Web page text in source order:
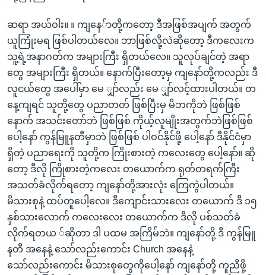
ဆရာ အယ်ဝါး။ ။ ကျနေ်ာတို့ကတော့ ဒီအဖြစ်အပျက် အတွက်
ယူကြုံးမရ ဖြစ်ပါတယ်လေ။ ဘာဖြစ်လို့လဲဆိုတော့ ဒီကလေးက
သူ့ရဲ့အနာဂတ်က အများကြီး ရှိတယ်လေ။ သူလုပ်ချင်တဲ့ အရာ
တွေ အများကြီး ရှိတယ်။ နောက်ပြီးတော့မှ ကျနော်တို့ကလည်း ဒီ
လူငယ်တွေ အပေါ်မှာ မေ ျှာ်လည်း မေ ျှာ်လင့်ထားပါတယ်။ တ
နေ့ကျရင် သူတို့တွေ ပညာတတ် ဖြစ်ပြီးမှ မိဘကိုဘဲ ဖြစ်ဖြစ်
နောက် အသင်းတော်ဘဲ ဖြစ်ဖြစ် ကိုယ့်လူမျိုးအတွက်ဘဲဖြစ်ဖြစ်
ပေါ့နော် ကွန်မြူနတီမှာဘဲ ဖြစ်ဖြစ် ပါဝင်နိုင်ဖို့ ပေါ့နော် ဒီနိုင်ငံမှာ
ရှိတဲ့ ပညာရေးကို သူတို့က ကြိုးစားတဲ့ ကလေးတွေ ပေါ့နော်။ ဆို
တော့ ဒီလို ကြိုစားတဲ့ကလေး တယောက်က ရုတ်တရက်ကြီး
အသတ်ခံလိုက်ရတော့ ကျနော်တို့အားလုံး ကြေကွဲပါတယ်။
မိသားစုနဲ့ ထပ်တူပေါ့လေ။ ဒီကျောင်းသားလေး တယောက် ဒီ ၁၅
နှစ်သားလောက် ကလေးလေး တယောက်က ဒီလို ပစ်သတ်ခံ
လိုက်ရတယ ်ဆိုတာ ဒါ ပထမ အကြိမ်ဘဲ။ ကျနော်တို့ ဒီ ကွန်မြူ
နတီ အနေနဲ့ သော်လည်းကောင်း Church အနေနဲ့
သော်လည်းကောင်း မိသားစုတွေကိုပေါ့နော် ကျနော်တို့ ကူညီဖို့